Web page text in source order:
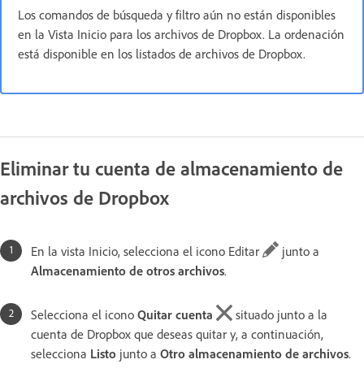
Los comandos de búsqueda y filtro aún no están disponibles
en la Vista Inicio para los archivos de Dropbox. La ordenación
está disponible en los listados de archivos de Dropbox.
Eliminar tu cuenta de almacenamiento de
archivos de Dropbox
En la vista Inicio, selecciona el icono Editar
junto a
Almacenamiento de otros archivos.
Selecciona el icono Quitar cuenta
situado junto a la
cuenta de Dropbox que deseas quitar y, a continuación,
selecciona Listo junto a Otro almacenamiento de archivos.